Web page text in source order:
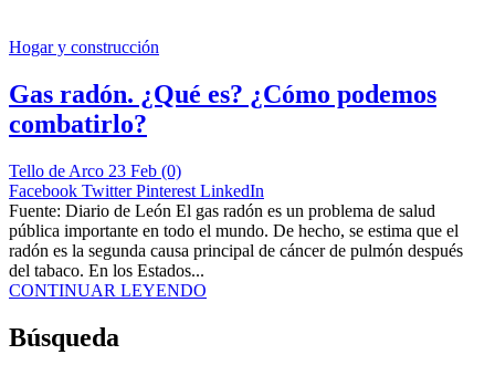
Hogar y construcción
Gas radón. ¿Qué es? ¿Cómo podemos
combatirlo?
Tello de Arco 23 Feb (0)
Facebook Twitter Pinterest LinkedIn
Fuente: Diario de León El gas radón es un problema de salud
pública importante en todo el mundo. De hecho, se estima que el
radón es la segunda causa principal de cáncer de pulmón después
del tabaco. En los Estados...
CONTINUAR LEYENDO
Búsqueda